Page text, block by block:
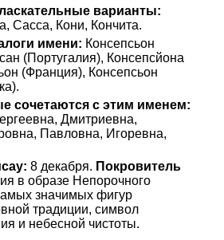
варианты:
Сасса, Кони, Кончита.
имени: Консепсьон
(Португалия), Консепсйона
(Франция), Консепсьон
сочетаются с этим именем:
Дмитриевна,
Павловна, Игоревна,
8 декабря. Покровитель
в образе Непорочного
значимых фигур
традиции, символ
и небесной чистоты.